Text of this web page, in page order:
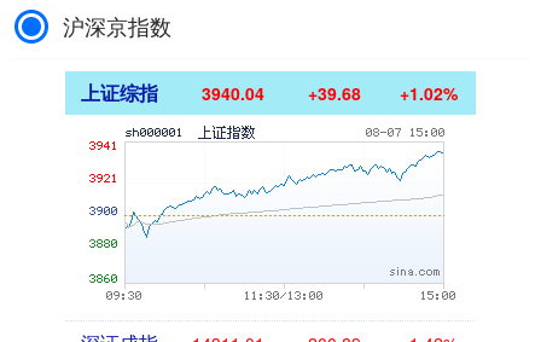
郑州配资网官网 数新风｜对话赛洛斯•霍迪斯：“中国方案”如何推动AI全球治理？
2025世界人工智能大会暨人工智能全球
治理高级别会议发表了《人工智能全球
治理行动计划》，倡导国际社会设立“AI
行为红线”。 携手向善的&....
上海期货配资官网 陈文：近期观察盘面的心得分享和热点操作排序
举报 相关视频 57'57'' 今日股市1225丨个